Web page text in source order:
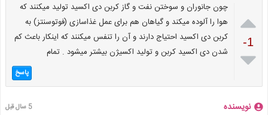

-1

چون جانوران و سوختن نفت و گاز کربن دی اکسید تولید میکنند که
هوا را آلوده میکند و گیاهان هم برای عمل غذاسازی (فوتوسنتز) به
کربن دی اکسید احتیاج دارند و آن را تنفس میکنند که اینکار باعث کم
شدن دی اکسید کربن و تولید اکسیژن بیشتر میشود . تمام
پاسخ
نویسنده 5 سال قبل